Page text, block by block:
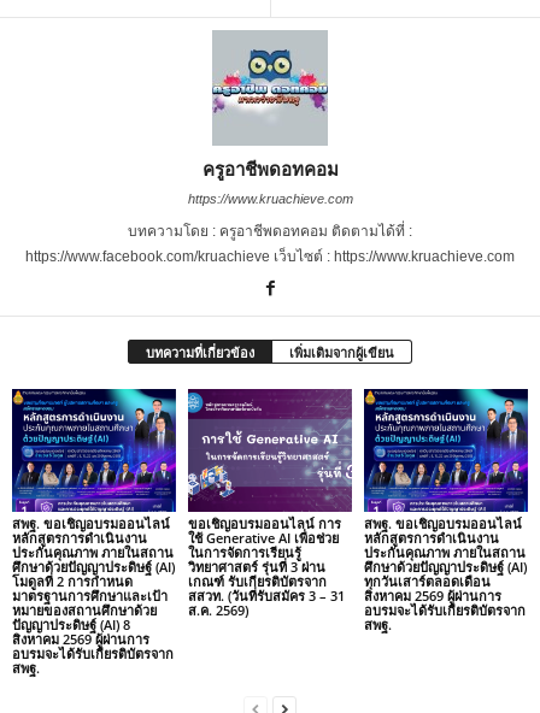
ครูอาชีพดอทคอม
https://www.kruachieve.com
บทความโดย : ครูอาชีพดอทคอม ติดตามได้ที่ :
https://www.facebook.com/kruachieve เว็บไซต์ : https://www.kruachieve.com
บทความที่เกี่ยวข้อง เพิ่มเติมจากผู้เขียน
สพฐ. ขอเชิญอบรมออนไลน์
หลักสูตรการดำเนินงาน
ประกันคุณภาพ ภายในสถาน
ศึกษาด้วยปัญญาประดิษฐ์ (AI)
โมดูลที่ 2 การกำหนด
มาตรฐานการศึกษาและเป้า
หมายของสถานศึกษาด้วย
ปัญญาประดิษฐ์ (AI) 8
สิงหาคม 2569 ผู้ผ่านการ
อบรมจะได้รับเกียรติบัตรจาก
สพฐ.
ขอเชิญอบรมออนไลน์ การ
ใช้ Generative AI เพื่อช่วย
ในการจัดการเรียนรู้
วิทยาศาสตร์ รุ่นที่ 3 ผ่าน
เกณฑ์ รับเกียรติบัตรจาก
สสวท. (วันที่รับสมัคร 3 – 31
ส.ค. 2569)
สพฐ. ขอเชิญอบรมออนไลน์
หลักสูตรการดำเนินงาน
ประกันคุณภาพ ภายในสถาน
ศึกษาด้วยปัญญาประดิษฐ์ (AI)
ทุกวันเสาร์ตลอดเดือน
สิงหาคม 2569 ผู้ผ่านการ
อบรมจะได้รับเกียรติบัตรจาก
สพฐ.